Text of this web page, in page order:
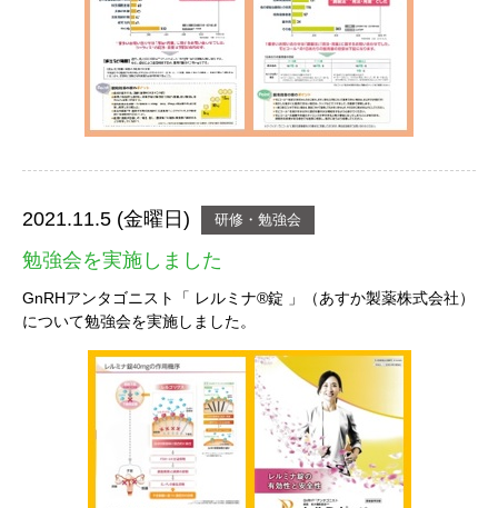
2021.11.5 (金曜日) 研修・勉強会
勉強会を実施しました
GnRHアンタゴニスト「 レルミナ®錠 」（あすか製薬株式会社）
について勉強会を実施しました。